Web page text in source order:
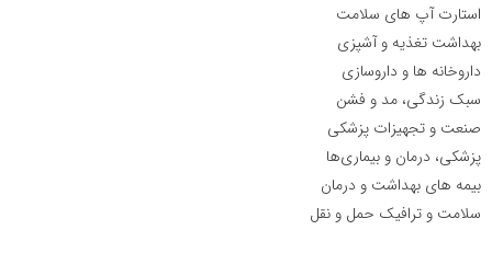
استارت آپ های سلامت
بهداشت تغذیه و آشپزی
داروخانه ها و داروسازی
سبک زندگی، مد و فشن
صنعت و تجهیزات پزشکی
پزشکی، درمان و بیماری‌ها
بیمه های بهداشت و درمان
سلامت و ترافیک حمل و نقل